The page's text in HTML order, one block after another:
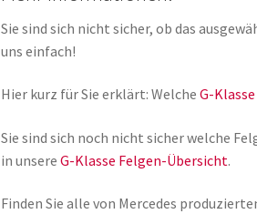
Sie sind sich nicht sicher, ob das
uns einfach!
Hier kurz für Sie erklärt: Welche G-
Sie sind sich noch nicht sicher welche
in unsere G-Klasse Felgen-Übersicht.
Finden Sie alle von Mercedes